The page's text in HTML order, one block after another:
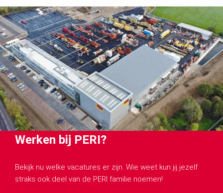
Werken bij PERI?
Bekijk nu welke vacatures er zijn. Wie weet kun jij jezelf
straks ook deel van de PERI familie noemen!